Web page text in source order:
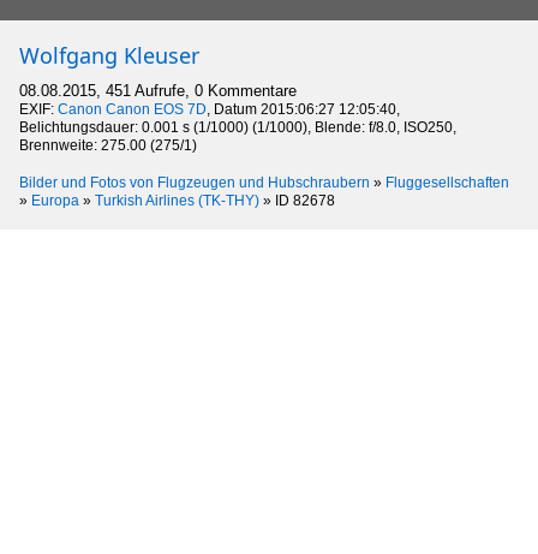
Wolfgang Kleuser
08.08.2015, 451 Aufrufe, 0 Kommentare
EXIF: Canon Canon EOS 7D, Datum 2015:06:27 12:05:40,
Belichtungsdauer: 0.001 s (1/1000) (1/1000), Blende: f/8.0, ISO250,
Brennweite: 275.00 (275/1)
Bilder und Fotos von Flugzeugen und Hubschraubern » Fluggesellschaften
» Europa » Turkish Airlines (TK-THY) » ID 82678